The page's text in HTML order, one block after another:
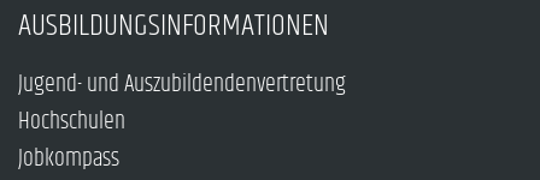
AUSBILDUNGSINFORMATIONEN
Jugend- und Auszubildendenvertretung
Hochschulen
Jobkompass